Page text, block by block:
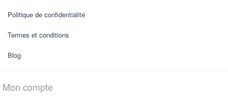
Politique de confidentialité
Termes et conditions
Blog
Mon compte